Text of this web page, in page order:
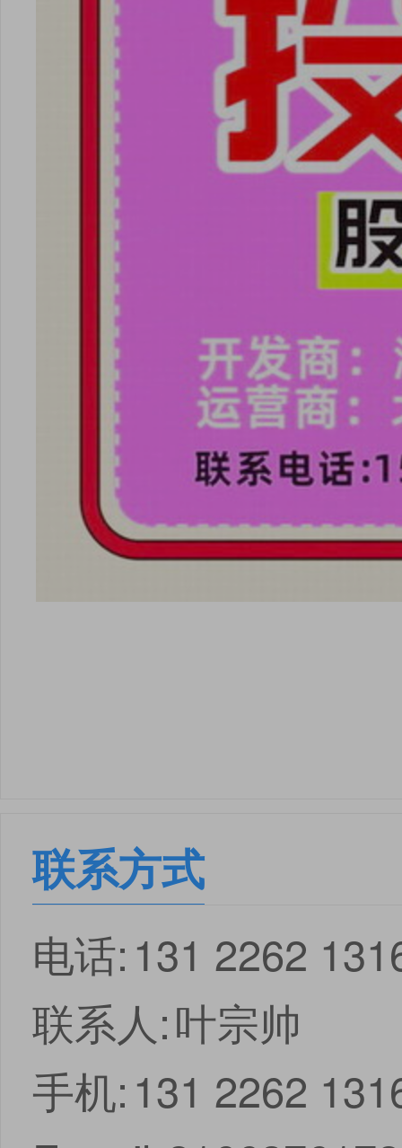
联系方式
电话: 131 2262
联系人:叶宗帅
手机: 131 2262